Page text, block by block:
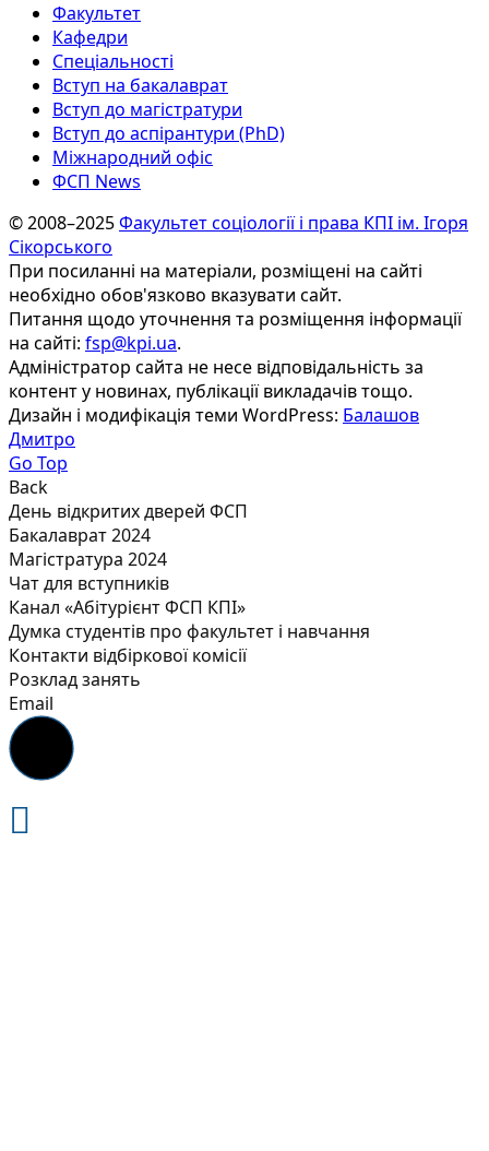
Факультет
Кафедри
Спеціальності
Вступ на бакалаврат
Вступ до магістратури
Вступ до аспірантури (PhD)
Міжнародний офіс
ФСП News
© 2008–2025Факультет соціології і права КПІ ім. Ігоря
Сікорського
При посиланні на матеріали, розміщені на сайті
необхідно обов'язково вказувати сайт.
Питання щодо уточнення та розміщення інформації
на сайті: fsp@kpi.ua.
Адміністратор сайта не несе відповідальність за
контент у новинах, публікації викладачів тощо.
Дизайн і модифікація теми WordPress: Балашов
Дмитро
Go Top
Back
День відкритих дверей ФСП
Бакалаврат 2024
Магістратура 2024
Чат для вступників
Канал «Абітурієнт ФСП КПІ»
Думка студентів про факультет і навчання
Контакти відбіркової комісії
Розклад занять
Email